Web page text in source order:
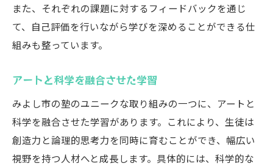
また、それぞれの課題に対するフィードバックを通じ
て、自己評価を行いながら学びを深めることができる仕
組みも整っています。
アートと科学を融合させた学習
みよし市の塾のユニークな取り組みの一つに、アートと
科学を融合させた学習があります。これにより、生徒は
創造力と論理的思考力を同時に育むことができ、幅広い
視野を持つ人材へと成長します。具体的には、科学的な